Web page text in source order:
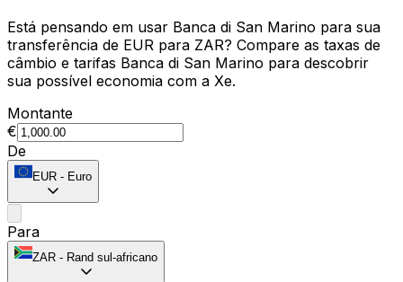
Está pensando em usar Banca di San Marino para sua
transferência de EUR para ZAR? Compare as taxas de
câmbio e tarifas Banca di San Marino para descobrir
sua possível economia com a Xe.
Montante
€
De
EUR - Euro
Para
ZAR - Rand sul-africano